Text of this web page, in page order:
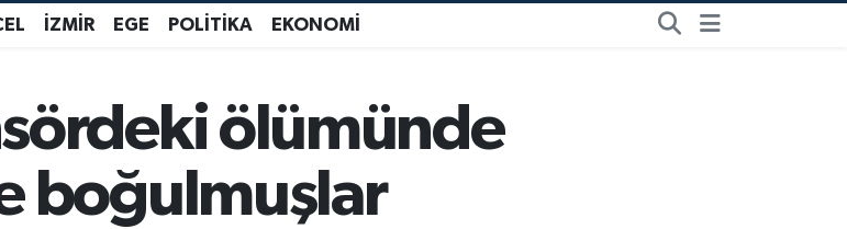
EURO 55,1336 %0.18
GRAM ALTIN
BİST100 13.703 %0
İZMİR EGE POLİTİKA EKONOMİ
ölümünde
boğulmuşlar